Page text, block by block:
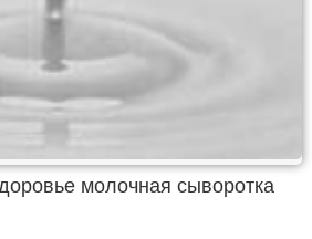
молочная сыворотка